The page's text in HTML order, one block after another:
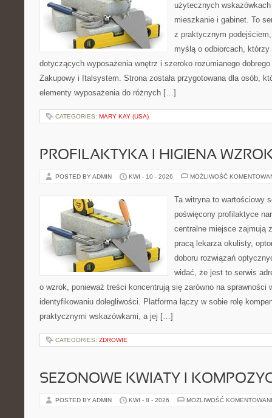
użytecznych
mieszkanie i gabinet. To
z praktycznym
myślą o odbiorcach, którzy
dotyczących wyposażenia wnętrz i szeroko rozumianego
Zakupowy i Italsystem. Strona została przygotowana dla osób,
elementy wyposażenia do różnych […]
CATEGORIES: MARY KAY (USA)
PROFILAKTYKA I HIGIENA
POSTED BY ADMIN KWI - 10 - 2026 MOŻLIWOŚĆ
Ta witryna to wartościowy
poświęcony profilaktyce
centralne miejsce zajmują
pracą lekarza okulisty,
doboru rozwiązań
widać, że jest to serwis
o wzrok, ponieważ treści koncentrują się zarówno na sprawności
identyfikowaniu dolegliwości. Platforma łączy w sobie rolę
praktycznymi wskazówkami, a jej […]
CATEGORIES: ZDROWIE
SEZONOWE KWIATY I
POSTED BY ADMIN KWI - 8 - 2026 MOŻLIWOŚĆ